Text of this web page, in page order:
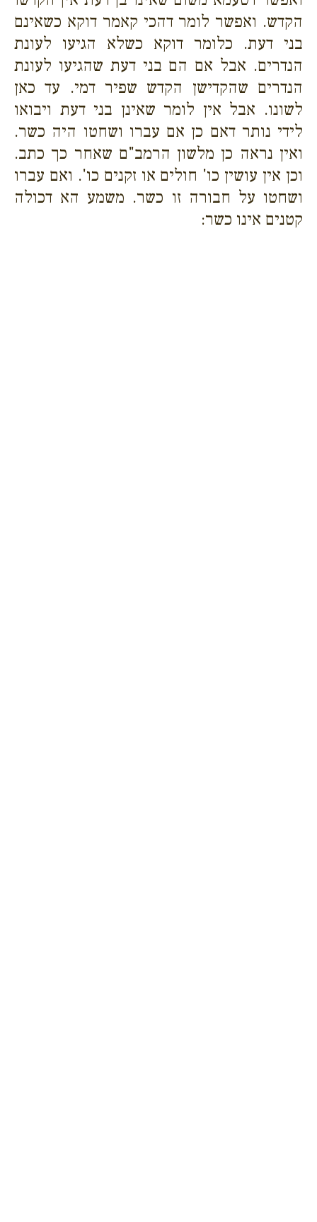
הקדש. ואפשר לומר דהכי קאמר דוקא כשאינם
בני דעת. כלומר דוקא כשלא הגיעו לעונת
הנדרים. אבל אם הם בני דעת שהגיעו לעונת
הנדרים שהקדישן הקדש שפיר דמי. עד כאן
לשונו. אבל אין לומר שאינן בני דעת ויבואו
לידי נותר דאם כן אם עברו ושחטו היה כשר.
ואין נראה כן מלשון הרמב"ם שאחר כך כתב.
וכן אין עושין כו' חולים או זקנים כו'. ואם עברו
ושחטו על חבורה זו כשר. משמע הא דכולה
קטנים אינו כשר: